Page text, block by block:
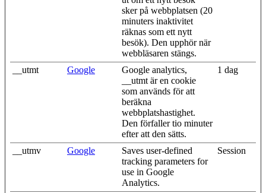
sker på webbplatsen (20
minuters inaktivitet
räknas som ett nytt
besök). Den upphör när
webbläsaren stängs.
__utmt
Google
Google analytics,
__utmt är en cookie
som används för att
beräkna
webbplatshastighet.
Den förfaller tio minuter
efter att den sätts.
1 dag
__utmv Google
Saves user-defined
tracking parameters for
use in Google
Analytics.
Session